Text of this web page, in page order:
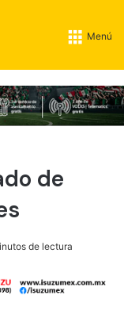
Menú
de
de lectura